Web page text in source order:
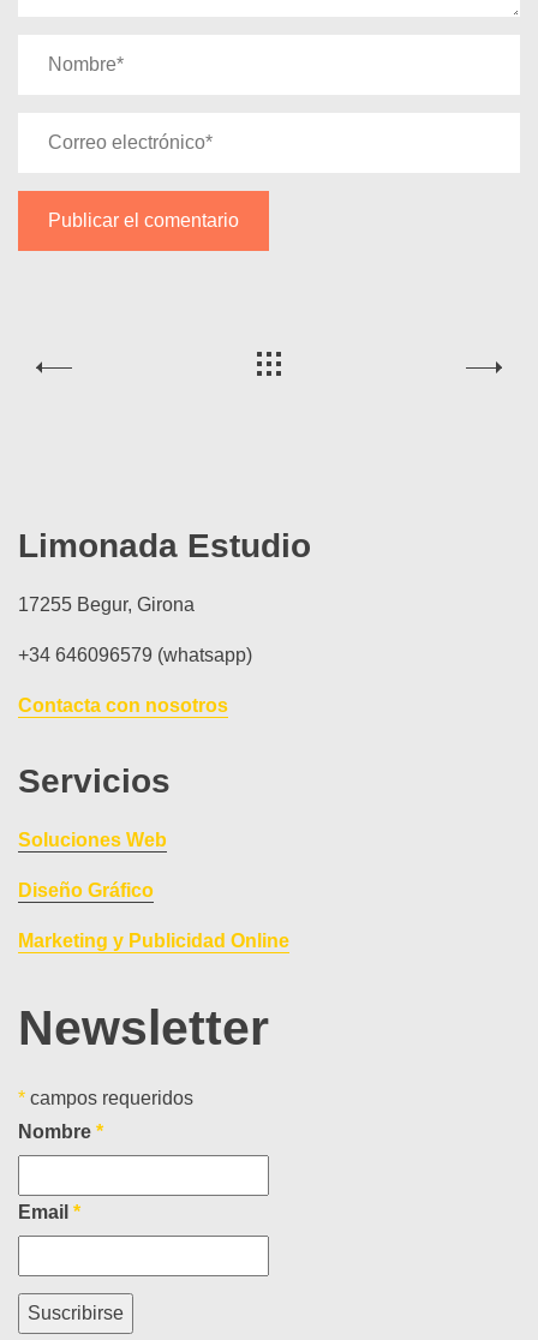
*
Limonada Estudio
17255 Begur, Girona
+34 646096579 (whatsapp)
Contacta con nosotros
Servicios
Soluciones Web
Diseño Gráfico
Marketing y Publicidad Online
Newsletter
* campos requeridos
Nombre *
Email *